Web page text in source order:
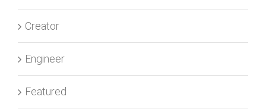
Creator
Engineer
Featured